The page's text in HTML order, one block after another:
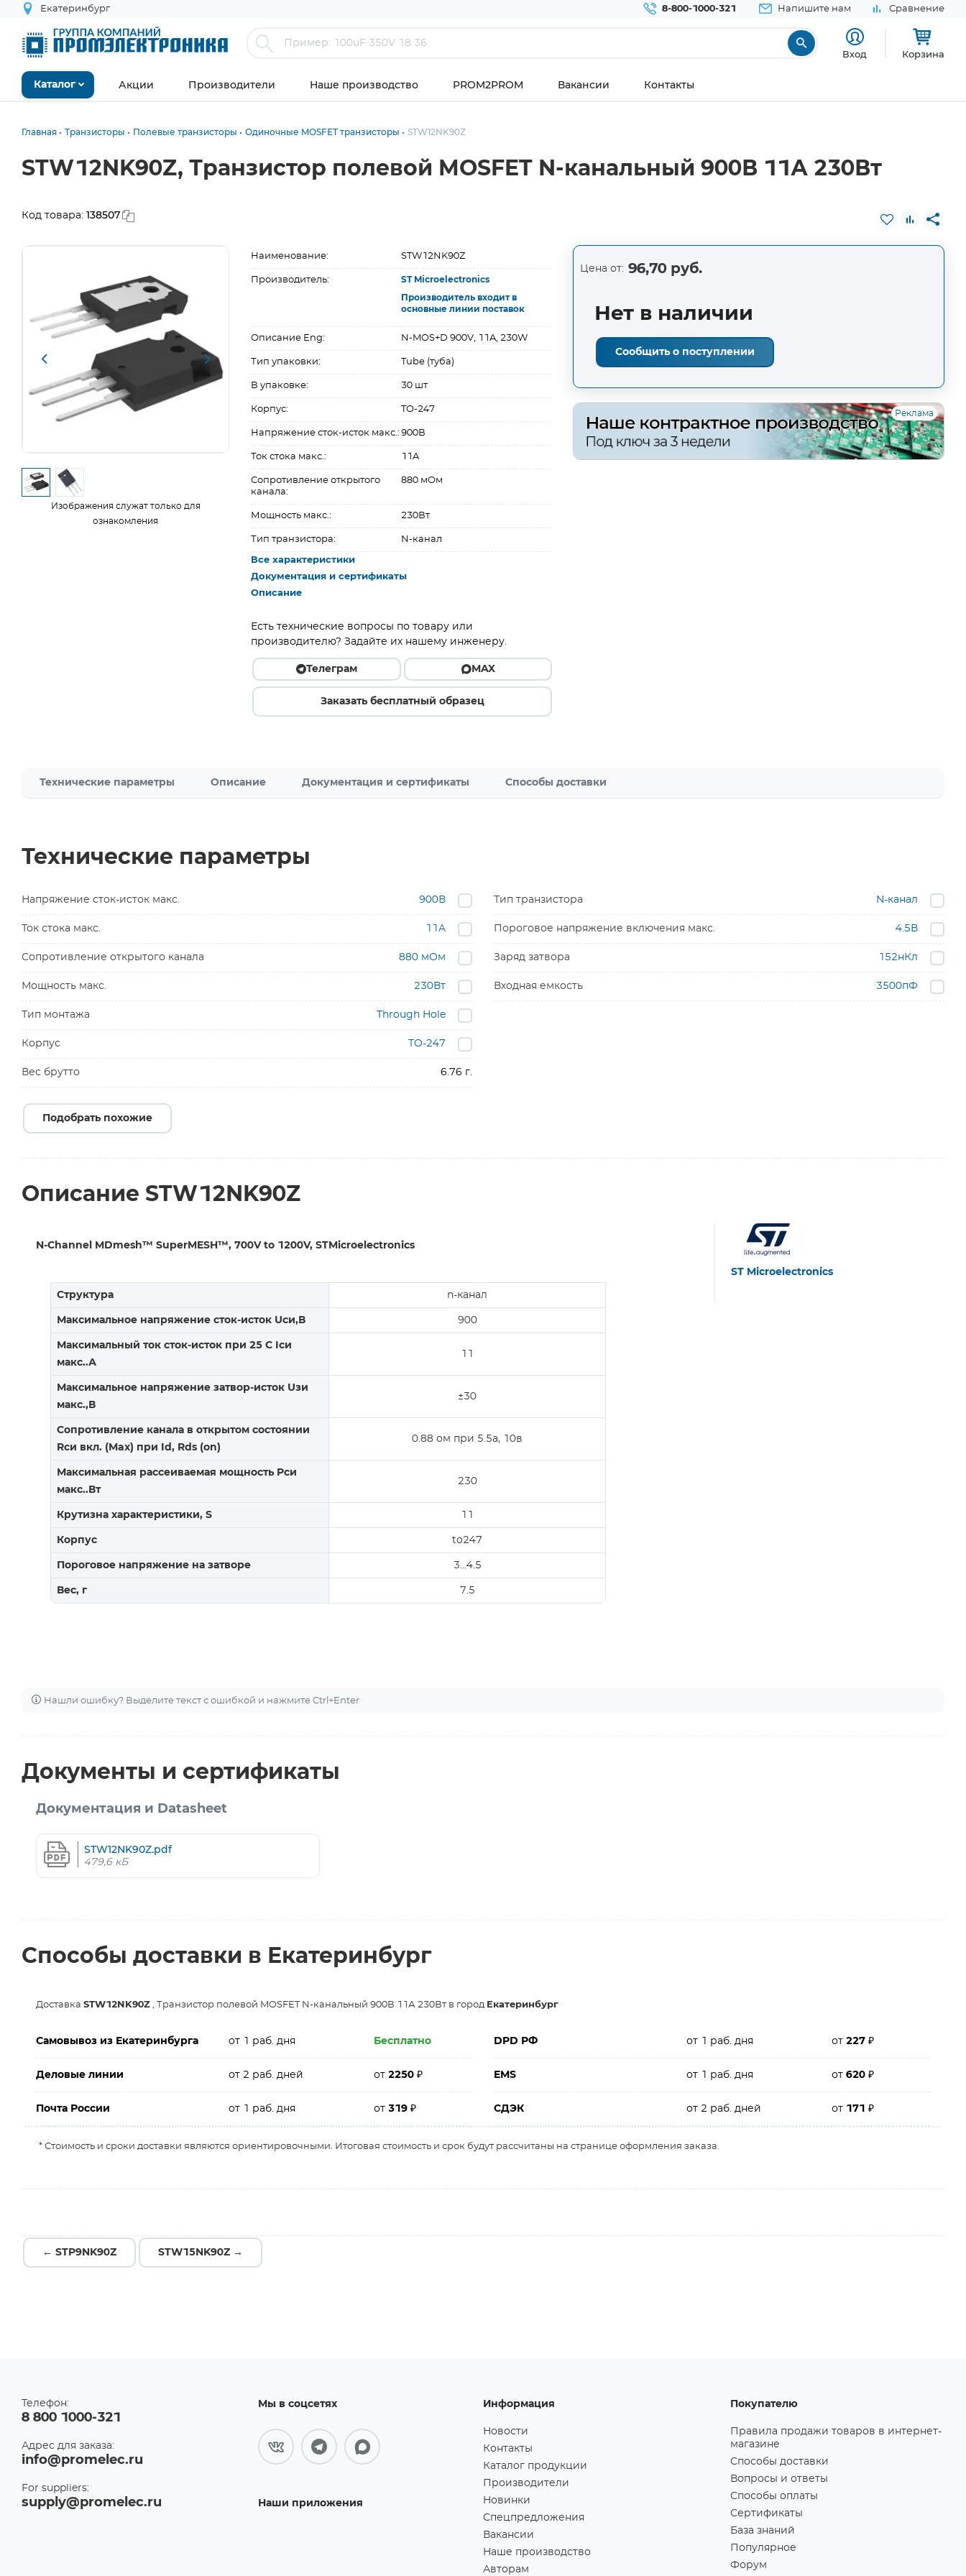
Екатеринбург 8-800-1000-321 Напишите нам Сравнение
Вход Корзина
Каталог Акции Производители Наше производство PROM2PROM Вакансии Контакты
Главная Транзисторы Полевые транзисторы Одиночные MOSFET транзисторы STW12NK90Z
STW12NK90Z, Транзистор полевой MOSFET N-канальный 900В 11А 230Вт
Код товара: 138507
Изображения служат только для
ознакомления
Наименование: STW12NK90Z
Производитель: ST Microelectronics
Производитель входит в
основные линии поставок
Описание Eng: N-MOS+D 900V, 11A, 230W
Тип упаковки: Tube (туба)
В упаковке: 30 шт
Корпус: TO-247
Напряжение сток-исток макс.: 900В
Ток стока макс.: 11A
Сопротивление открытого
канала:
880 мОм
Мощность макс.: 230Вт
Тип транзистора: N-канал
Все характеристики
Документация и сертификаты
Описание
Есть технические вопросы по товару или
производителю? Задайте их нашему инженеру.
Телеграм MAX
Заказать бесплатный образец
Цена от: 96,70 руб.
Нет в наличии
Сообщить о поступлении
Реклама
Технические параметры Описание Документация и сертификаты Способы доставки
Технические параметры
Напряжение сток-исток макс. 900В
Ток стока макс. 11A
Сопротивление открытого канала 880 мОм
Мощность макс. 230Вт
Тип транзистора N-канал
Пороговое напряжение включения макс. 4.5В
Заряд затвора 152нКл
Входная емкость 3500пФ
Тип монтажа Through Hole
Корпус TO-247
Вес брутто 6.76 г.
Подобрать похожие
Описание STW12NK90Z
N-Channel MDmesh™ SuperMESH™, 700V to 1200V, STMicroelectronics
Структура n-канал
Максимальное напряжение сток-исток Uси,В 900
Максимальный ток сток-исток при 25 С Iси
макс..А
Максимальное напряжение затвор-исток Uзи
макс.,В
±30
Сопротивление канала в открытом состоянии
Rси вкл. (Max) при Id, Rds (on)
0.88 ом при 5.5a, 10в
Максимальная рассеиваемая мощность Pси
макс..Вт
230
Крутизна характеристики, S
Корпус to247
Пороговое напряжение на затворе 3…4.5
Вес, г 7.5
ST Microelectronics
Нашли ошибку? Выделите текст с ошибкой и нажмите Ctrl+Enter
Документы и сертификаты
Документация и Datasheet
STW12NK90Z.pdf
479,6 кБ
Способы доставки в Екатеринбург
Доставка STW12NK90Z , Транзистор полевой MOSFET N-канальный 900В 11А 230Вт в город Екатеринбург
Самовывоз из Екатеринбурга от 1 раб. дня Бесплатно DPD РФ от 1 раб. дня от227₽
Деловые линии от 2 раб. дней от2250₽ EMS от 1 раб. дня от620₽
Почта России от 1 раб. дня от319₽ СДЭК от 2 раб. дней от 171₽
* Стоимость и сроки доставки являются ориентировочными. Итоговая стоимость и срок будут рассчитаны на странице оформления заказа.
← STP9NK90Z STW15NK90Z →
Телефон:
8 800 1000-321
Адрес для заказа:
info@promelec.ru
For suppliers:
supply@promelec.ru
Мы в соцсетях
Наши приложения
Информация
Новости
Контакты
Каталог продукции
Производители
Новинки
Спецпредложения
Вакансии
Наше производство
Авторам
Покупателю
Правила продажи товаров в интернет-
магазине
Способы доставки
Вопросы и ответы
Способы оплаты
Сертификаты
База знаний
Популярное
Форум